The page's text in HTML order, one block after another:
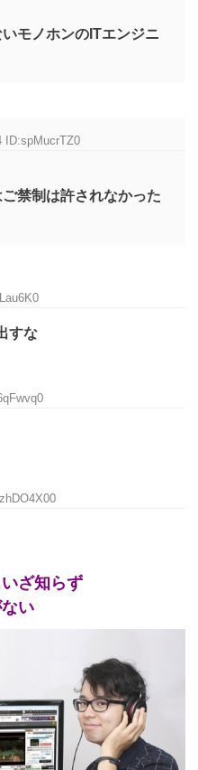
モノホンのITエンジニ
ID:spMucrTZ0
禁制は許されなかった
すな
ざ知らず
い